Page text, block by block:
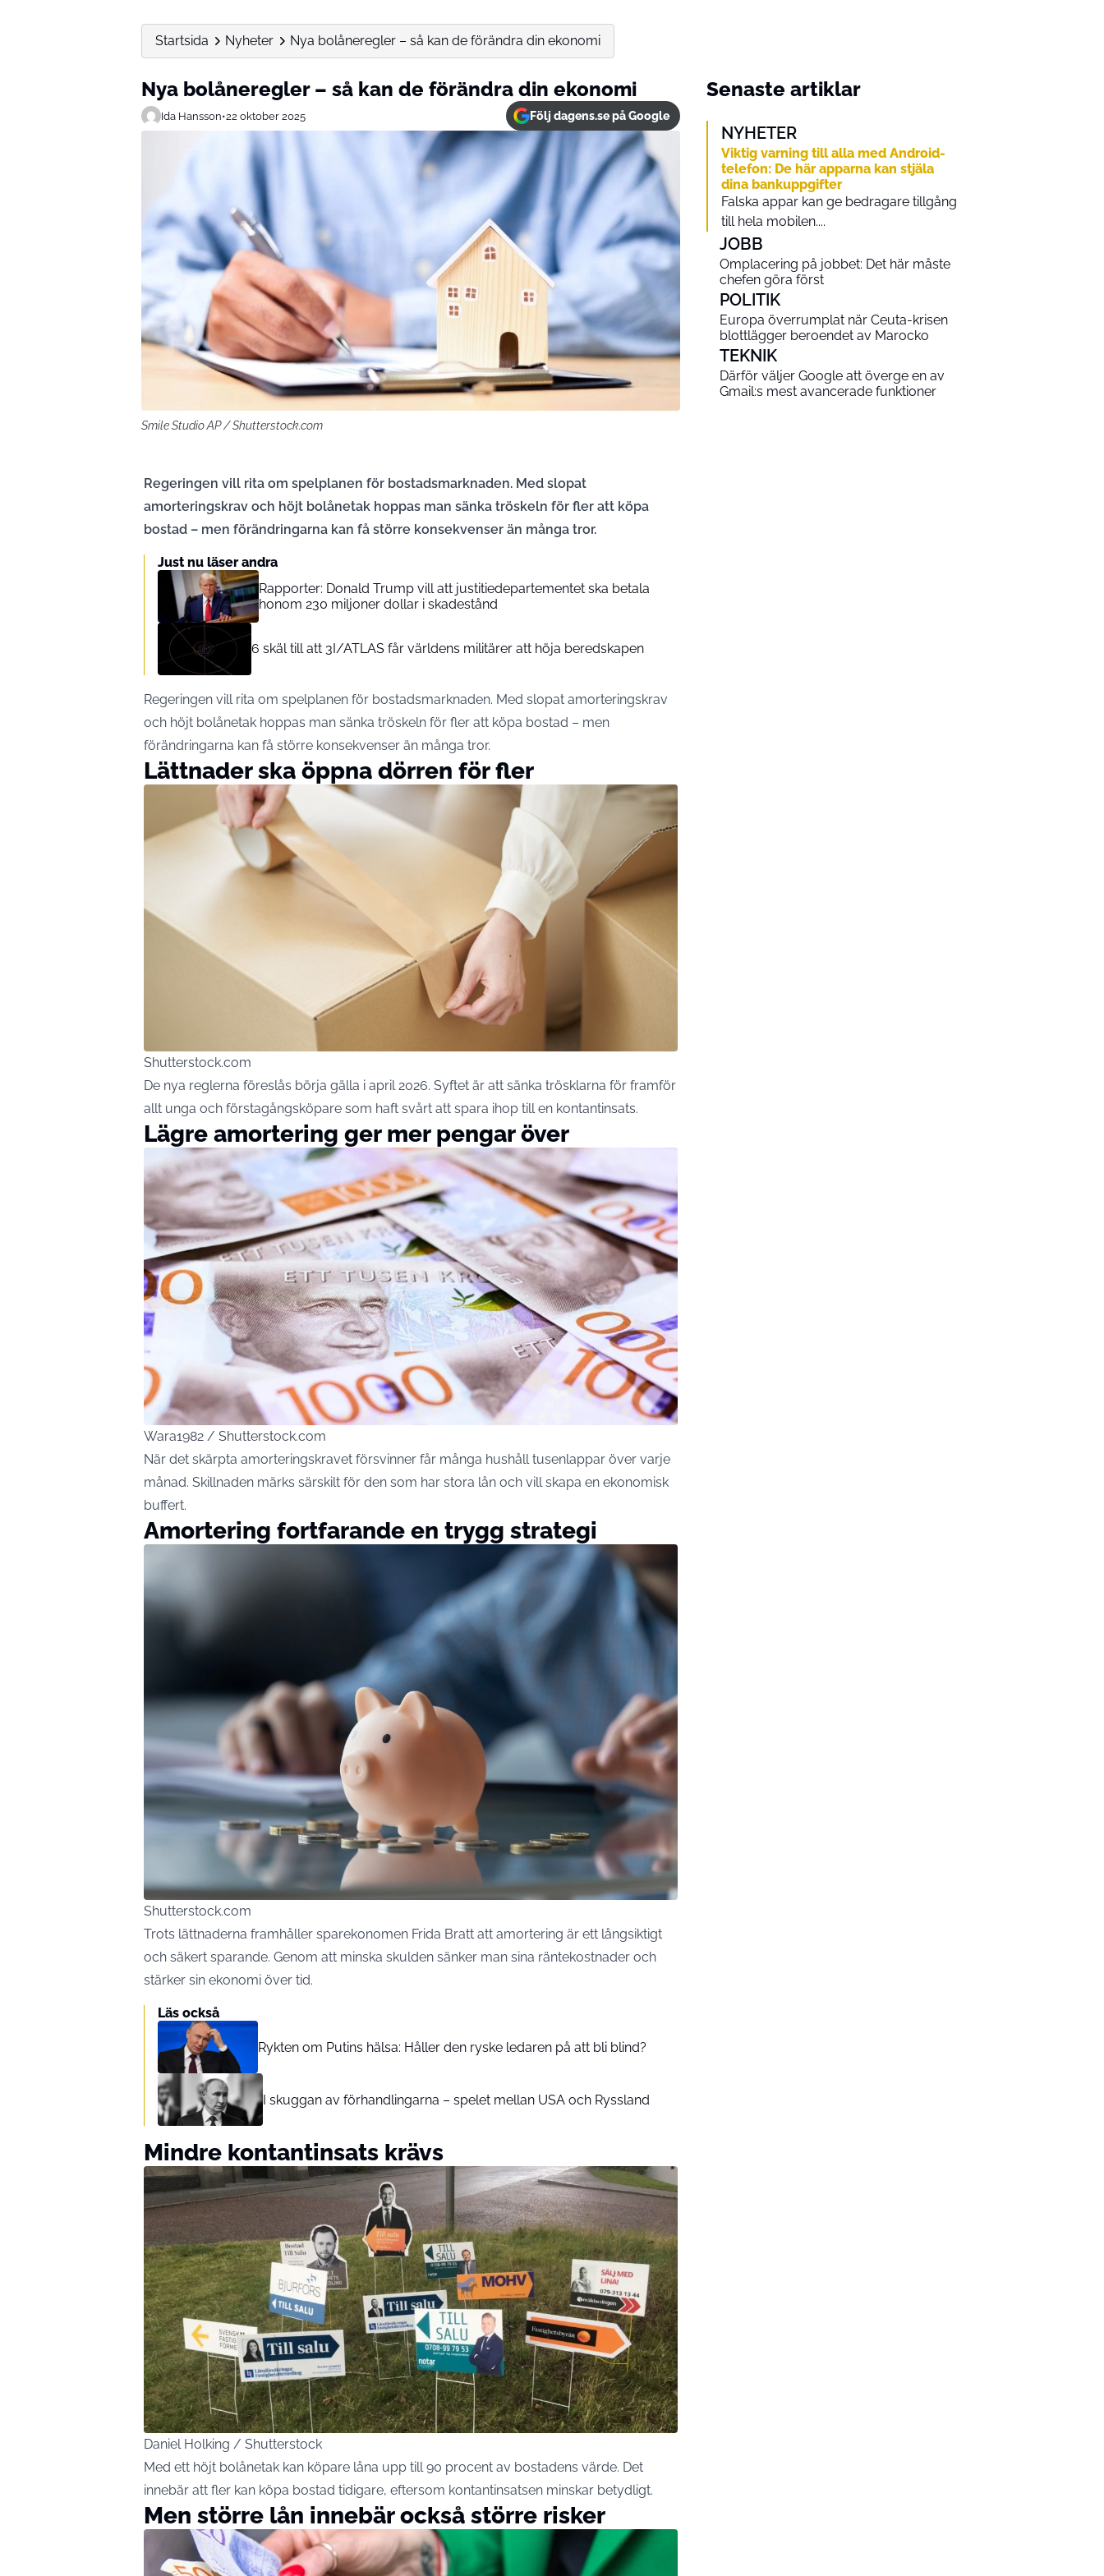
Startsida Nyheter Nya bolåneregler – så kan de förändra din ekonomi
Nya bolåneregler – så kan de förändra din ekonomi
Ida Hansson•22 oktober 2025 Följ dagens.se på Google
Smile Studio AP / Shutterstock.com
Regeringen vill rita om spelplanen för bostadsmarknaden. Med slopat
amorteringskrav och höjt bolånetak hoppas man sänka tröskeln för fler att köpa
bostad – men förändringarna kan få större konsekvenser än många tror.
Just nu läser andra
Rapporter: Donald Trump vill att justitiedepartementet ska betala
honom 230 miljoner dollar i skadestånd
6 skäl till att 3I/ATLAS får världens militärer att höja beredskapen
Regeringen vill rita om spelplanen för bostadsmarknaden. Med slopat amorteringskrav
och höjt bolånetak hoppas man sänka tröskeln för fler att köpa bostad – men
förändringarna kan få större konsekvenser än många tror.
Lättnader ska öppna dörren för fler
Shutterstock.com
De nya reglerna föreslås börja gälla i april 2026. Syftet är att sänka trösklarna för framför
allt unga och förstagångsköpare som haft svårt att spara ihop till en kontantinsats.
Lägre amortering ger mer pengar över
Wara1982 / Shutterstock.com
När det skärpta amorteringskravet försvinner får många hushåll tusenlappar över varje
månad. Skillnaden märks särskilt för den som har stora lån och vill skapa en ekonomisk
buffert.
Amortering fortfarande en trygg strategi
Shutterstock.com
Trots lättnaderna framhåller sparekonomen Frida Bratt att amortering är ett långsiktigt
och säkert sparande. Genom att minska skulden sänker man sina räntekostnader och
stärker sin ekonomi över tid.
Läs också
Rykten om Putins hälsa: Håller den ryske ledaren på att bli blind?
I skuggan av förhandlingarna – spelet mellan USA och Ryssland
Mindre kontantinsats krävs
Daniel Holking / Shutterstock
Med ett höjt bolånetak kan köpare låna upp till 90 procent av bostadens värde. Det
innebär att fler kan köpa bostad tidigare, eftersom kontantinsatsen minskar betydligt.
Men större lån innebär också större risker
Senaste artiklar
NYHETER
Viktig varning till alla med Android-
telefon: De här apparna kan stjäla
dina bankuppgifter
Falska appar kan ge bedragare tillgång
till hela mobilen....
JOBB
Omplacering på jobbet: Det här måste
chefen göra först
POLITIK
Europa överrumplat när Ceuta-krisen
blottlägger beroendet av Marocko
TEKNIK
Därför väljer Google att överge en av
Gmail:s mest avancerade funktioner